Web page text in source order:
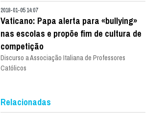
2018-01-05 14:07
Vaticano: Papa alerta para «bullying»
nas escolas e propõe fim de cultura de
competição
Discurso a Associação Italiana de Professores
Católicos
Relacionadas